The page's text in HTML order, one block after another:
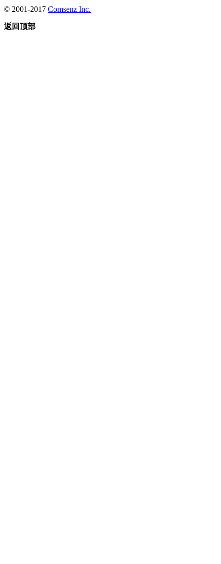
© 2001-2017 Comsenz Inc.
返回顶部